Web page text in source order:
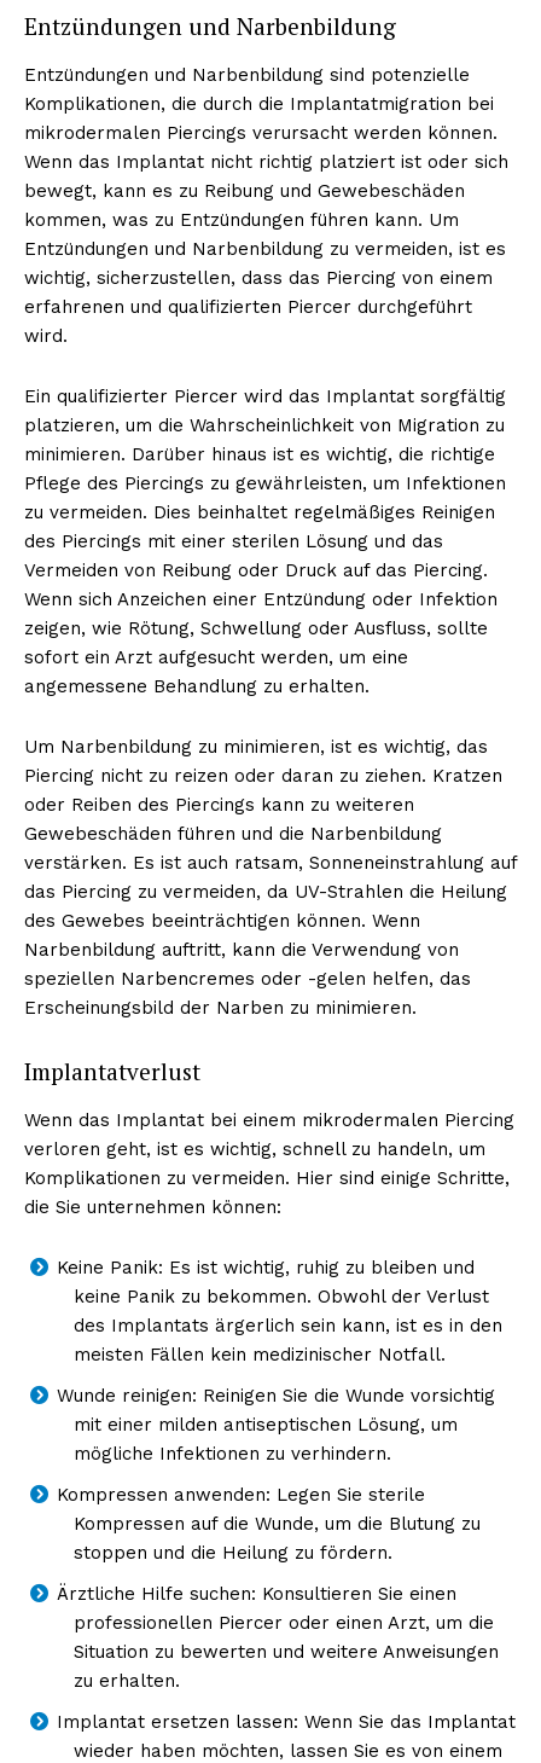
Entzündungen und Narbenbildung
Entzündungen und Narbenbildung sind potenzielle
Komplikationen, die durch die Implantatmigration bei
mikrodermalen Piercings verursacht werden können.
Wenn das Implantat nicht richtig platziert ist oder sich
bewegt, kann es zu Reibung und Gewebeschäden
kommen, was zu Entzündungen führen kann. Um
Entzündungen und Narbenbildung zu vermeiden, ist es
wichtig, sicherzustellen, dass das Piercing von einem
erfahrenen und qualifizierten Piercer durchgeführt
wird.
Ein qualifizierter Piercer wird das Implantat sorgfältig
platzieren, um die Wahrscheinlichkeit von Migration zu
minimieren. Darüber hinaus ist es wichtig, die richtige
Pflege des Piercings zu gewährleisten, um Infektionen
zu vermeiden. Dies beinhaltet regelmäßiges Reinigen
des Piercings mit einer sterilen Lösung und das
Vermeiden von Reibung oder Druck auf das Piercing.
Wenn sich Anzeichen einer Entzündung oder Infektion
zeigen, wie Rötung, Schwellung oder Ausfluss, sollte
sofort ein Arzt aufgesucht werden, um eine
angemessene Behandlung zu erhalten.
Um Narbenbildung zu minimieren, ist es wichtig, das
Piercing nicht zu reizen oder daran zu ziehen. Kratzen
oder Reiben des Piercings kann zu weiteren
Gewebeschäden führen und die Narbenbildung
verstärken. Es ist auch ratsam, Sonneneinstrahlung auf
das Piercing zu vermeiden, da UV-Strahlen die Heilung
des Gewebes beeinträchtigen können. Wenn
Narbenbildung auftritt, kann die Verwendung von
speziellen Narbencremes oder -gelen helfen, das
Erscheinungsbild der Narben zu minimieren.
Implantatverlust
Wenn das Implantat bei einem mikrodermalen Piercing
verloren geht, ist es wichtig, schnell zu handeln, um
Komplikationen zu vermeiden. Hier sind einige Schritte,
die Sie unternehmen können:
Keine Panik: Es ist wichtig, ruhig zu bleiben und
keine Panik zu bekommen. Obwohl der Verlust
des Implantats ärgerlich sein kann, ist es in den
meisten Fällen kein medizinischer Notfall.
Wunde reinigen: Reinigen Sie die Wunde vorsichtig
mit einer milden antiseptischen Lösung, um
mögliche Infektionen zu verhindern.
Kompressen anwenden: Legen Sie sterile
Kompressen auf die Wunde, um die Blutung zu
stoppen und die Heilung zu fördern.
Ärztliche Hilfe suchen: Konsultieren Sie einen
professionellen Piercer oder einen Arzt, um die
Situation zu bewerten und weitere Anweisungen
zu erhalten.
Implantat ersetzen lassen: Wenn Sie das Implantat
wieder haben möchten, lassen Sie es von einem